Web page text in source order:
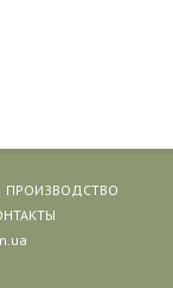
ПРОИЗВОДСТВО